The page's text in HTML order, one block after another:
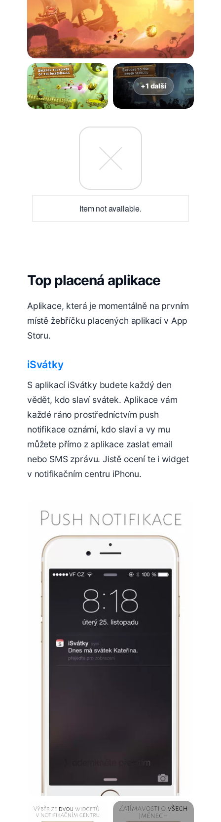
+1 další
Item not available.
Top placená aplikace
Aplikace, která je momentálně na prvním
místě žebříčku placených aplikací v App
Storu.
iSvátky
S aplikací iSvátky budete každý den
vědět, kdo slaví svátek. Aplikace vám
každé ráno prostředníctvím push
notifikace oznámí, kdo slaví a vy mu
můžete přímo z aplikace zaslat email
nebo SMS zprávu. Jistě ocení te i widget
v notifikačním centru iPhonu.